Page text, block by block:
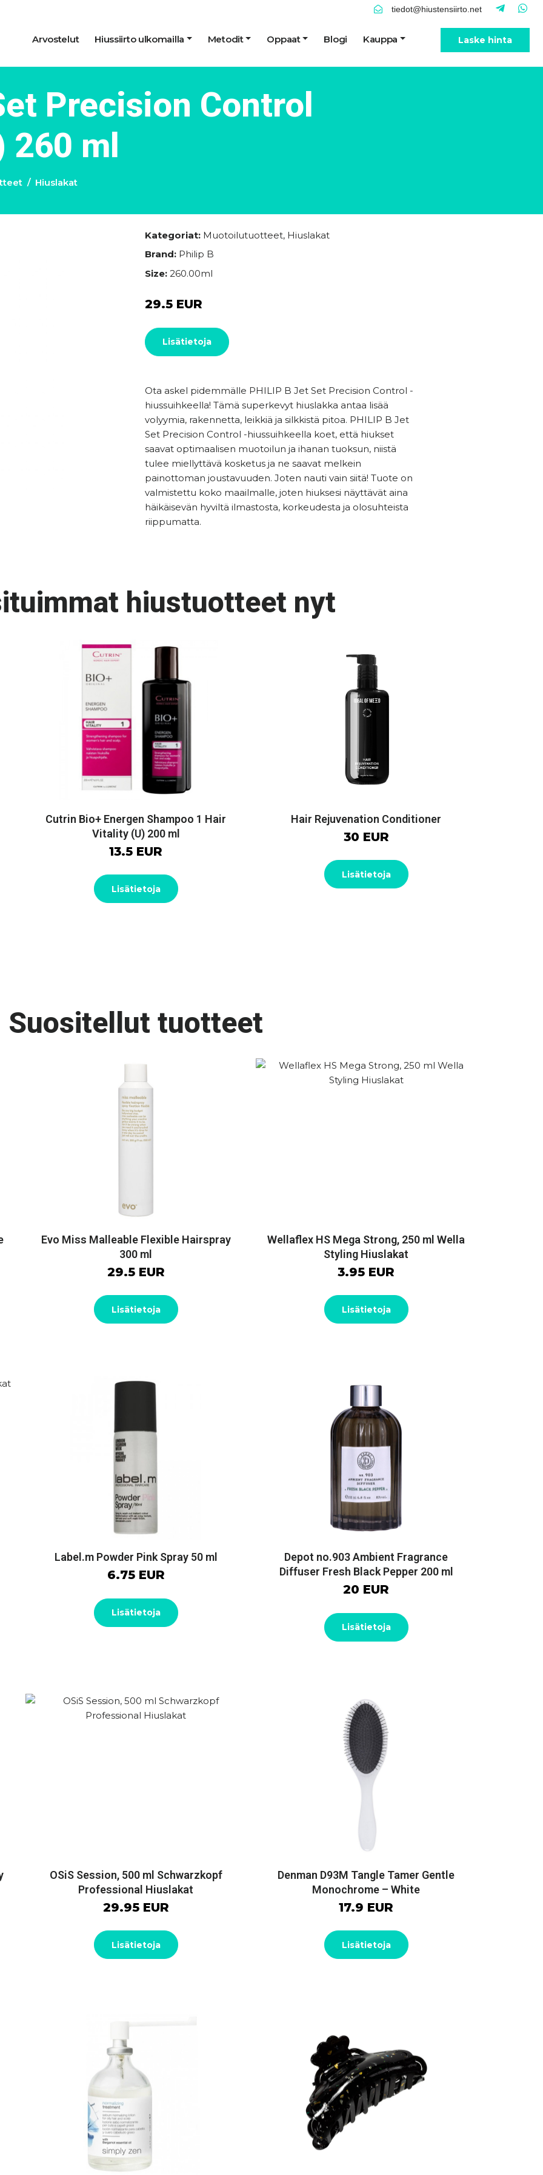
tiedot@hiustensiirto.net
Arvostelut Hiussiirto ulkomailla Metodit Oppaat Blogi Kauppa Laske hinta
Precision Control
260 ml
Hiuslakat
Kategoriat: Muotoilutuotteet, Hiuslakat
Brand: Philip B
Size: 260.00ml
29.5 EUR
Lisätietoja
Ota askel pidemmälle PHILIP B Jet Set Precision Control -
hiussuihkeella! Tämä superkevyt hiuslakka antaa lisää
volyymia, rakennetta, leikkiä ja silkkistä pitoa. PHILIP B Jet
Set Precision Control -hiussuihkeella koet, että hiukset
saavat optimaalisen muotoilun ja ihanan tuoksun, niistä
tulee miellyttävä kosketus ja ne saavat melkein
painottoman joustavuuden. Joten nauti vain siitä! Tuote on
valmistettu koko maailmalle, joten hiuksesi näyttävät aina
häikäisevän hyviltä ilmastosta, korkeudesta ja olosuhteista
riippumatta.
hiustuotteet nyt
Cutrin Bio+ Energen Shampoo 1 Hair
Vitality (U) 200 ml
13.5 EUR
Lisätietoja
Hair Rejuvenation Conditioner
30 EUR
Lisätietoja
Suositellut tuotteet
Evo Miss Malleable Flexible Hairspray
300 ml
29.5 EUR
Lisätietoja
Wellaflex HS Mega Strong, 250 ml Wella
Styling Hiuslakat
3.95 EUR
Lisätietoja
Label.m Powder Pink Spray 50 ml
6.75 EUR
Lisätietoja
Depot no.903 Ambient Fragrance
Diffuser Fresh Black Pepper 200 ml
20 EUR
Lisätietoja
OSiS Session, 500 ml Schwarzkopf
Professional Hiuslakat
29.95 EUR
Lisätietoja
Denman D93M Tangle Tamer Gentle
Monochrome – White
17.9 EUR
Lisätietoja